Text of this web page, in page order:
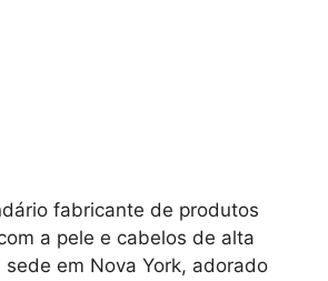
fabricante de produtos
a pele e cabelos de alta
em Nova York, adorado